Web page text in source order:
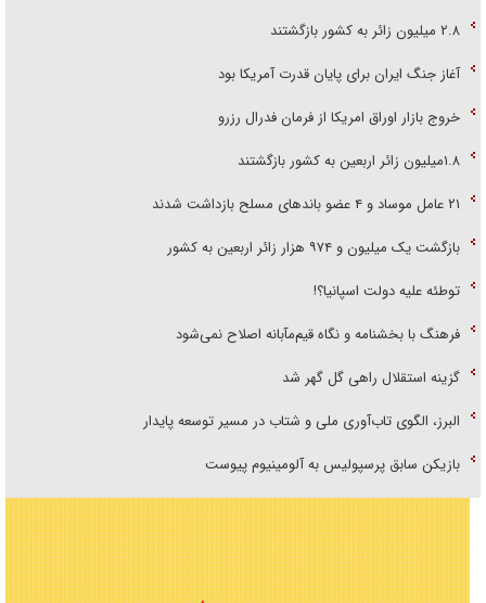
۲.۸ میلیون زائر به کشور بازگشتند
آغاز جنگ ایران برای پایان قدرت آمریکا بود
خروج بازار اوراق امریکا از فرمان فدرال رزرو
۱.۸میلیون زائر اربعین به کشور بازگشتند
۲۱ عامل موساد و ۴ عضو باند‌های مسلح بازداشت شدند
بازگشت یک میلیون و ۹۷۴ هزار زائر اربعین به کشور
توطئه علیه دولت اسپانیا؟!
فرهنگ با بخشنامه و نگاه قیم‌مآبانه اصلاح نمی‌شود
گزینه استقلال راهی گل گهر شد
البرز، الگوی تاب‌آوری ملی و شتاب در مسیر توسعه پایدار
بازیکن سابق پرسپولیس به آلومینیوم پیوست